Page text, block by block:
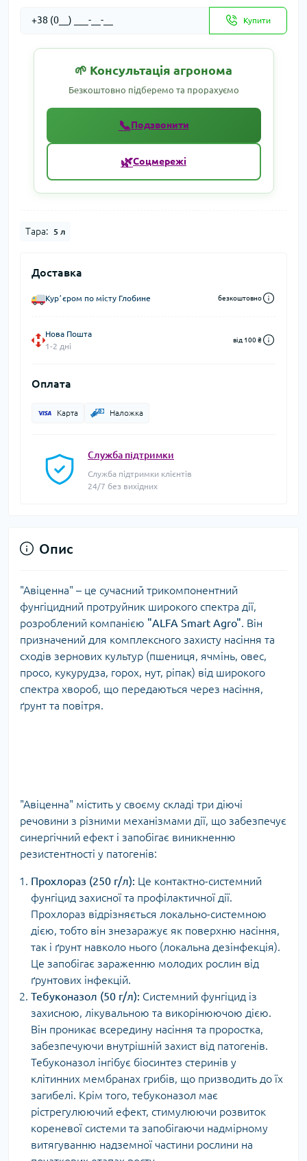
Купити
🌱 Консультація агронома
Безкоштовно підберемо та прорахуємо
📞Подзвонити
🌿Соцмережі
Тара: 5 л
Доставка
Курʼєром по місту Глобине безкоштовно
Нова Пошта
1-2 дні
від 100 ₴
Оплата
Карта Наложка
Служба підтримки
Служба підтримки клієнтів
24/7 без вихідних
Опис
"Авіценна" – це сучасний трикомпонентний
фунгіцидний протруйник широкого спектра дії,
розроблений компанією "ALFA Smart Agro". Він
призначений для комплексного захисту насіння та
сходів зернових культур (пшениця, ячмінь, овес,
просо, кукурудза, горох, нут, ріпак) від широкого
спектра хвороб, що передаються через насіння,
ґрунт та повітря.
"Авіценна" містить у своєму складі три діючі
речовини з різними механізмами дії, що забезпечує
синергічний ефект і запобігає виникненню
резистентності у патогенів:
Прохлораз (250 г/л): Це контактно-системний
фунгіцид захисної та профілактичної дії.
Прохлораз відрізняється локально-системною
дією, тобто він знезаражує як поверхню насіння,
так і ґрунт навколо нього (локальна дезінфекція).
Це запобігає зараженню молодих рослин від
ґрунтових інфекцій.
Тебуконазол (50 г/л): Системний фунгіцид із
захисною, лікувальною та викорінюючою дією.
Він проникає всередину насіння та проростка,
забезпечуючи внутрішній захист від патогенів.
Тебуконазол інгібує біосинтез стеринів у
клітинних мембранах грибів, що призводить до їх
загибелі. Крім того, тебуконазол має
рістрегулюючий ефект, стимулюючи розвиток
кореневої системи та запобігаючи надмірному
витягуванню надземної частини рослини на